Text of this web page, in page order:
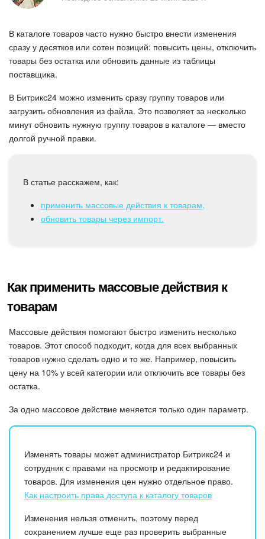
Безопасность в Битрикс24
Тарифы и оплата
С чего начать
AI в Битрикс24
Вайбкод
Задачи
Проекты AI
Диск
Сайты
Интернет-магазин
Складской учет
CRM
Онлайн-запись
В каталоге товаров часто нужно быстро внести изменения
сразу у десятков или сотен позиций: повысить цены, отключить
товары без остатка или обновить данные из таблицы
поставщика.
В Битрикс24 можно изменить сразу группу товаров или
загрузить обновления из файла. Это позволяет за несколько
минут обновить нужную группу товаров в каталоге — вместо
долгой ручной правки.
В статье расскажем, как:
применить массовые действия к товарам,
обновить товары через импорт.
Как применить массовые действия к
товарам
Массовые действия помогают быстро изменить несколько
товаров. Этот способ подходит, когда для всех выбранных
товаров нужно сделать одно и то же. Например, повысить
цену на 10% у всей категории или отключить все товары без
остатка.
За одно массовое действие меняется только один параметр.
Изменять товары может администратор Битрикс24 и
сотрудник с правами на просмотр и редактирование
товаров. Для изменения цен нужно отдельное право.
Как настроить права доступа к каталогу товаров
Изменения нельзя отменить, поэтому перед
сохранением лучше еще раз проверить выбранные